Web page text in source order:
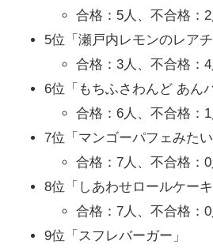
合格：5人、不合格：2
5位「瀬戸内レモンのレアチ
合格：3人、不合格：4
6位「もちふさわんど あん
合格：6人、不合格：1
7位「マンゴーパフェみたい
合格：7人、不合格：0
8位「しあわせロールケーキ
合格：7人、不合格：0
9位「スフレバーガー」